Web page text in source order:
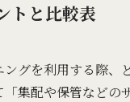
トと比較表
グを利用する際
「集配や保管など